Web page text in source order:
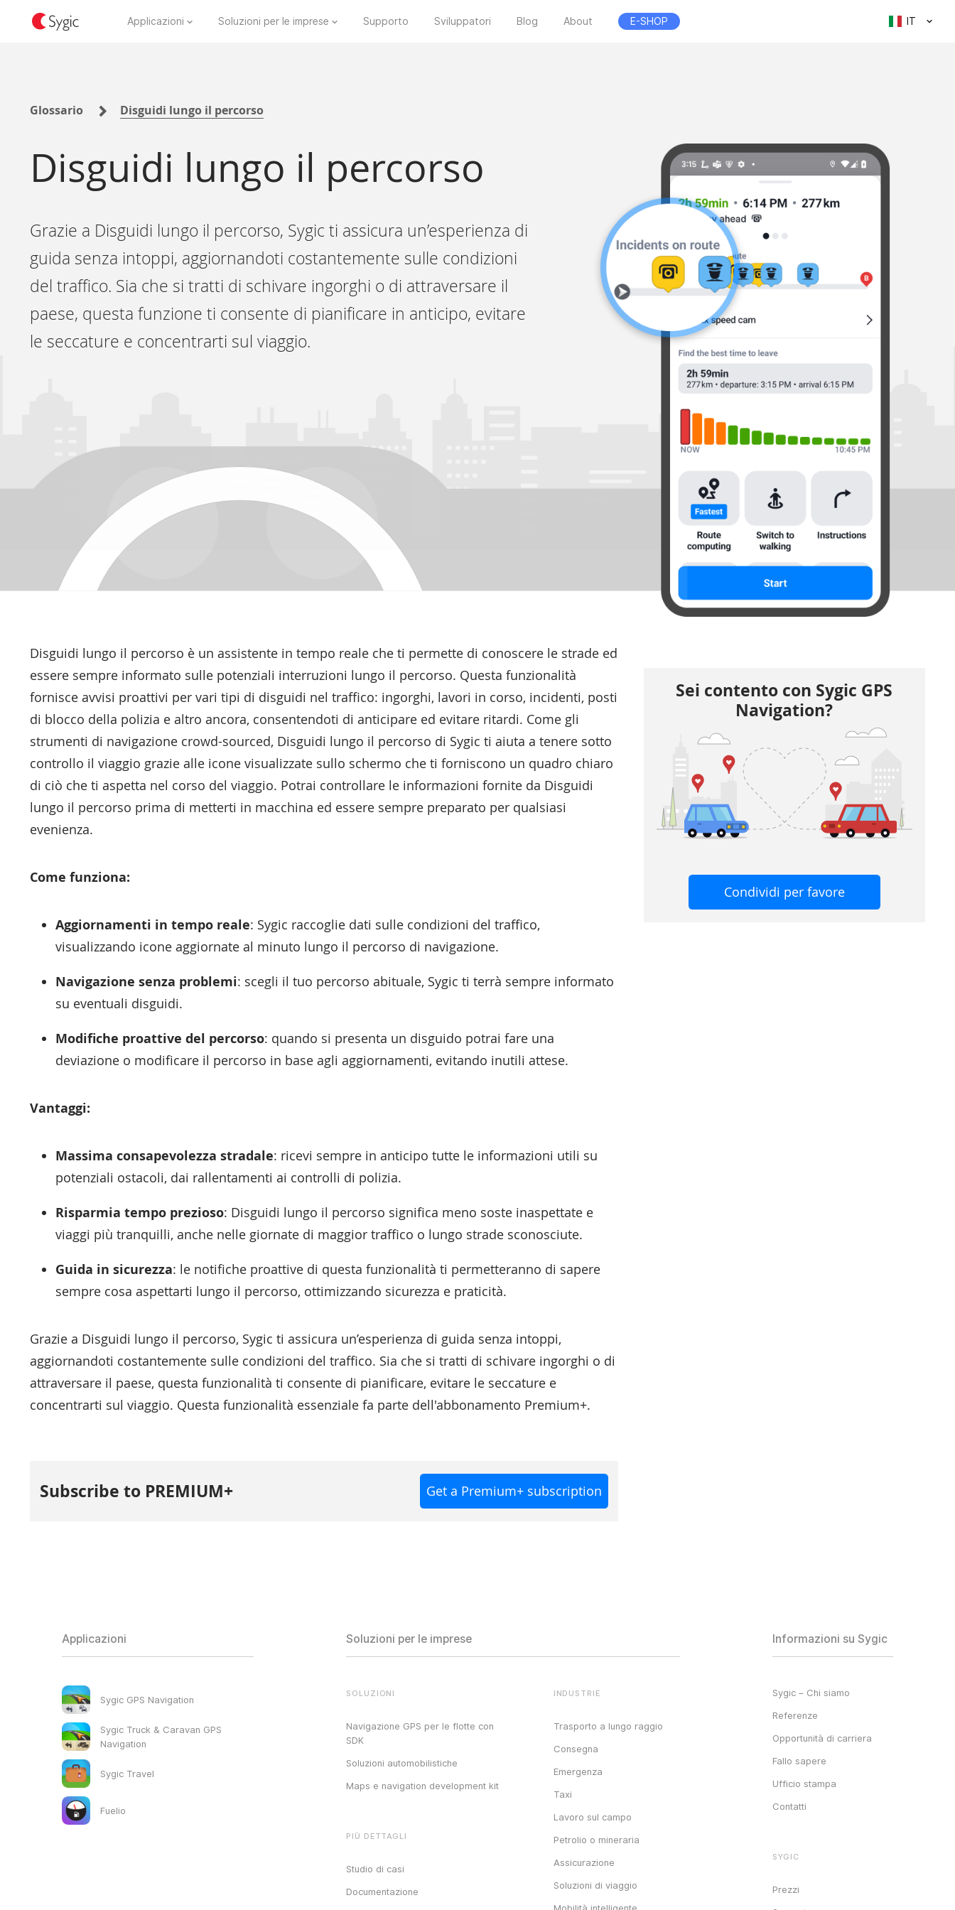
Applicazioni Soluzioni per le imprese Supporto Sviluppatori Blog About E-SHOP IT
Glossario Disguidi lungo il percorso
Disguidi lungo il percorso
Grazie a Disguidi lungo il percorso, Sygic ti assicura un’esperienza di
guida senza intoppi, aggiornandoti costantemente sulle condizioni
del traffico. Sia che si tratti di schivare ingorghi o di attraversare il
paese, questa funzione ti consente di pianificare in anticipo, evitare
le seccature e concentrarti sul viaggio.
Disguidi lungo il percorso è un assistente in tempo reale che ti permette di conoscere le strade ed
essere sempre informato sulle potenziali interruzioni lungo il percorso. Questa funzionalità
fornisce avvisi proattivi per vari tipi di disguidi nel traffico: ingorghi, lavori in corso, incidenti, posti
di blocco della polizia e altro ancora, consentendoti di anticipare ed evitare ritardi. Come gli
strumenti di navigazione crowd-sourced, Disguidi lungo il percorso di Sygic ti aiuta a tenere sotto
controllo il viaggio grazie alle icone visualizzate sullo schermo che ti forniscono un quadro chiaro
di ciò che ti aspetta nel corso del viaggio. Potrai controllare le informazioni fornite da Disguidi
lungo il percorso prima di metterti in macchina ed essere sempre preparato per qualsiasi
evenienza.
Come funziona:
Aggiornamenti in tempo reale: Sygic raccoglie dati sulle condizioni del traffico,
visualizzando icone aggiornate al minuto lungo il percorso di navigazione.
Navigazione senza problemi: scegli il tuo percorso abituale, Sygic ti terrà sempre informato
su eventuali disguidi.
Modifiche proattive del percorso: quando si presenta un disguido potrai fare una
deviazione o modificare il percorso in base agli aggiornamenti, evitando inutili attese.
Vantaggi:
Massima consapevolezza stradale: ricevi sempre in anticipo tutte le informazioni utili su
potenziali ostacoli, dai rallentamenti ai controlli di polizia.
Risparmia tempo prezioso: Disguidi lungo il percorso significa meno soste inaspettate e
viaggi più tranquilli, anche nelle giornate di maggior traffico o lungo strade sconosciute.
Guida in sicurezza: le notifiche proattive di questa funzionalità ti permetteranno di sapere
sempre cosa aspettarti lungo il percorso, ottimizzando sicurezza e praticità.
Grazie a Disguidi lungo il percorso, Sygic ti assicura un’esperienza di guida senza intoppi,
aggiornandoti costantemente sulle condizioni del traffico. Sia che si tratti di schivare ingorghi o di
attraversare il paese, questa funzionalità ti consente di pianificare, evitare le seccature e
concentrarti sul viaggio. Questa funzionalità essenziale fa parte dell'abbonamento Premium+.
Subscribe to PREMIUM+ Get a Premium+ subscription
Sei contento con Sygic GPS
Navigation?
Condividi per favore
Applicazioni
Sygic GPS Navigation
Sygic Truck & Caravan GPS
Navigation
Sygic Travel
Fuelio
Soluzioni per le imprese
SOLUZIONI
Navigazione GPS per le flotte con
SDK
Soluzioni automobilistiche
Maps e navigation development kit
PIÙ DETTAGLI
Studio di casi
Documentazione
INDUSTRIE
Trasporto a lungo raggio
Consegna
Emergenza
Taxi
Lavoro sul campo
Petrolio o mineraria
Assicurazione
Soluzioni di viaggio
Informazioni su Sygic
Sygic – Chi siamo
Referenze
Opportunità di carriera
Fallo sapere
Ufficio stampa
Contatti
SYGIC
Prezzi